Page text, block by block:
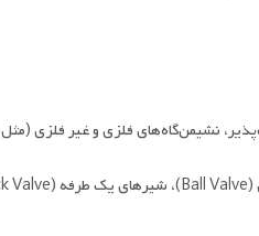
نشیمن‌گاه‌های فلزی و غیر فلزی (مثل